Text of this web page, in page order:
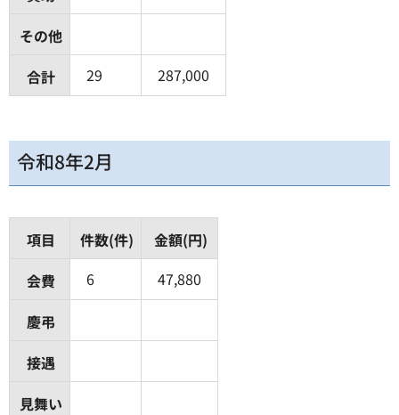
その他
合計
29 287,000
令和8年2月
項目 件数(件)
金額(円)
会費
6
47,880
慶弔
接遇
見舞い